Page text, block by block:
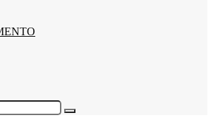
Procurar